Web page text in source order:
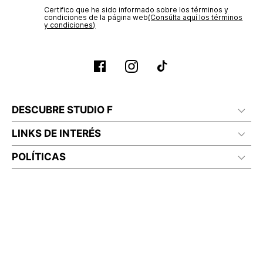
Certifico que he sido informado sobre los términos y
condiciones de la página web‎(Consúlta aquí los términos
y condiciones)
DESCUBRE STUDIO F
LINKS DE INTERÉS
POLÍTICAS